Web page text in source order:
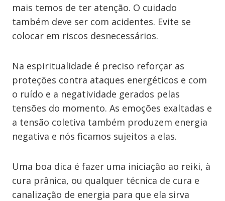
mais temos de ter atenção. O cuidado
também deve ser com acidentes. Evite se
colocar em riscos desnecessários.
Na espiritualidade é preciso reforçar as
proteções contra ataques energéticos e com
o ruído e a negatividade gerados pelas
tensões do momento. As emoções exaltadas e
a tensão coletiva também produzem energia
negativa e nós ficamos sujeitos a elas.
Uma boa dica é fazer uma iniciação ao reiki, à
cura prânica, ou qualquer técnica de cura e
canalização de energia para que ela sirva